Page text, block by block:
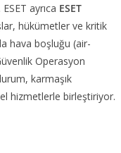
ayrıca ESET
hükümetler ve kritik
hava boşluğu (air-
Operasyon
karmaşık
hizmetlerle birleştiriyor.